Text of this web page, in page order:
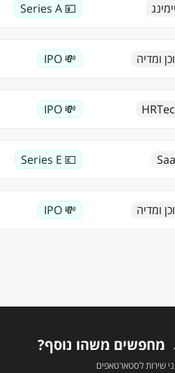
💴 Series A
ומדיה 💸 IPO
💸 IPO
💷 Series E
ומדיה 💸 IPO
מחפשים משהו נוסף?
שירות לסטארטאפים